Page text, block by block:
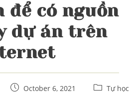
để có nguồn
dự án trên
Post October 6, 2021
PostTự học